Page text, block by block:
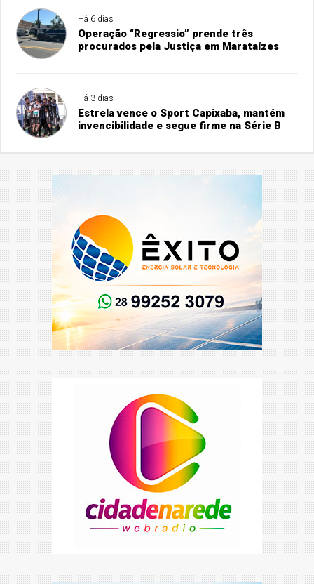
Há 6 dias
Operação “Regressio” prende três
procurados pela Justiça em Marataízes
Há 3 dias
Estrela vence o Sport Capixaba, mantém
invencibilidade e segue firme na Série B